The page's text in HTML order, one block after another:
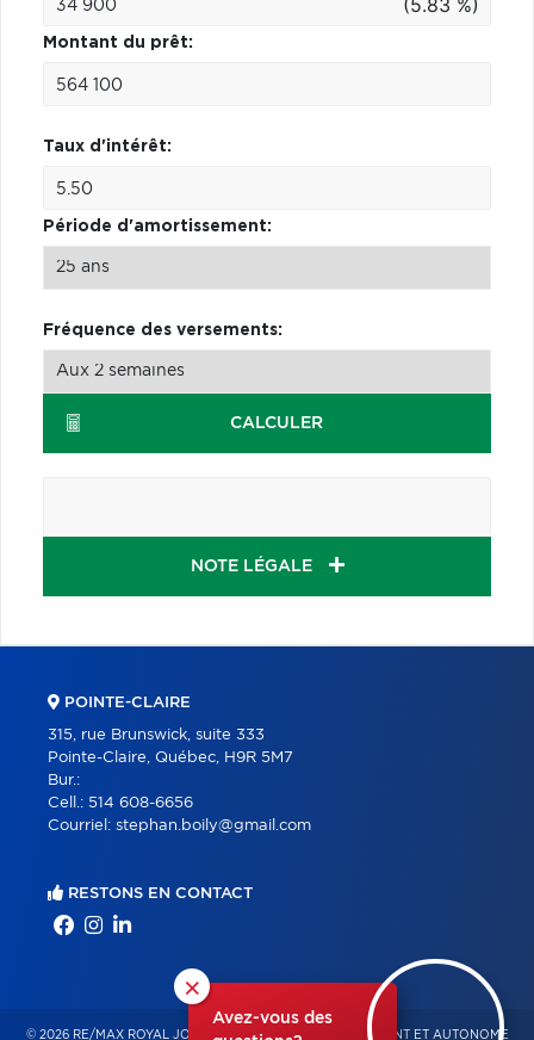
Montant du prêt:
Taux d'intérêt:
Période d'amortissement:
Fréquence des versements:
CALCULER
NOTE LÉGALE
×
Avez-vous des
POINTE-CLAIRE
315, rue Brunswick, suite 333
Pointe-Claire, Québec, H9R 5M7
Bur.:
Cell.: 514 608-6656
Courriel: stephan.boily@gmail.com
RESTONS EN CONTACT
© 2026 RE/MAX ROYAL JORDAN – FRANCHISÉ INDÉPENDANT ET AUTONOME